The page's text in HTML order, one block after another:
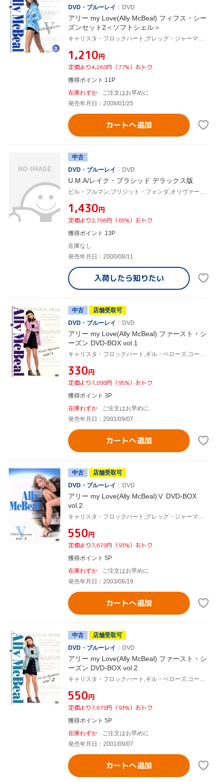
DVD・ブルーレイ DVD
アリー my Love(Ally McBeal) フィフス・シー
ズンセット2＜ソフトシェル＞
¥1,210円
定価より4,268円（77%）おトク
獲得ポイント 11P
在庫わずか
ご注文はお早めに
発売年月日：2008/01/25
カートへ追加
中古
DVD・ブルーレイ
DVD
U.M.A/レイク・プラシッド デラックス版
¥1,430円
定価より2,706円（65%）おトク
獲得ポイント 13P
在庫なし
発売年月日：2000/08/11
入荷したら知りたい
中古
店舗受取可
DVD・ブルーレイ
DVD
アリー my Love(Ally McBeal) ファースト・シ
ーズン DVD-BOX vol.1
¥330円
定価より7,898円（95%）おトク
獲得ポイント 3P
在庫わずか
ご注文はお早めに
発売年月日：2001/09/07
カートへ追加
中古
店舗受取可
DVD・ブルーレイ
DVD
アリー my Love(Ally McBeal)Ⅴ DVD-BOX
vol.2
¥550円
定価より7,678円（93%）おトク
獲得ポイント 5P
在庫わずか
ご注文はお早めに
発売年月日：2003/06/19
カートへ追加
中古
店舗受取可
DVD・ブルーレイ
DVD
アリー my Love(Ally McBeal) ファースト・シ
ーズン DVD-BOX vol.2
¥550円
定価より7,678円（93%）おトク
獲得ポイント 5P
在庫わずか
ご注文はお早めに
発売年月日：2001/09/07
カートへ追加